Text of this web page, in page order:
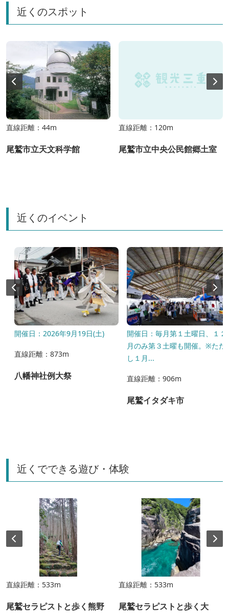
近くのスポット
直線距離：44m
尾鷲市立天文科学館
直線距離：120m
尾鷲市立中央公民館郷土室
近くのイベント
開催日：2026年9月19日(土)
直線距離：873m
八幡神社例大祭
開催日：毎月第１土曜日、１２
月のみ第３土曜も開催。※ただ
し１月...
直線距離：906m
尾鷲イタダキ市
近くでできる遊び・体験
直線距離：533m
尾鷲セラピストと歩く熊野
直線距離：533m
尾鷲セラピストと歩く大